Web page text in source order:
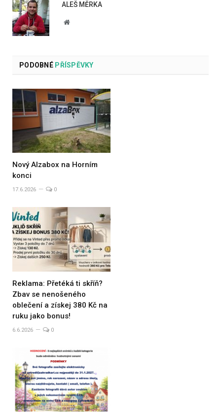
ALEŠ MĚRKA
Website
PODOBNÉPŘÍSPĚVKY
Nový Alzabox na Horním
konci
17.6.2026 0
Reklama: Přetéká ti skříň?
Zbav se nenošeného
oblečení a získej 380 Kč na
ruku jako bonus!
6.6.2026 0